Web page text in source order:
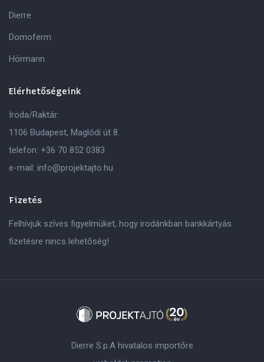
Dierre
Domoferm
Hörmann
Elérhetőségeink
Iroda/Raktár:
1106 Budapest, Maglódi út 8.
telefon: +36 70 852 0383
e-mail: info@projektajto.hu
Fizetés
Felhívjuk szíves figyelmüket, hogy irodánkban bankkártyás
fizetésre nincs lehetőség!
Dierre S.p.A hivatalos importőre